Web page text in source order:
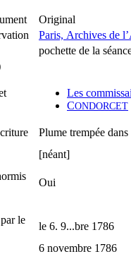
Original
Paris, Archives de
pochette de la
Les
CONDORCET
Plume trempée
[néant]
Oui
le
le 6. 9...bre 1786
6 novembre 1786